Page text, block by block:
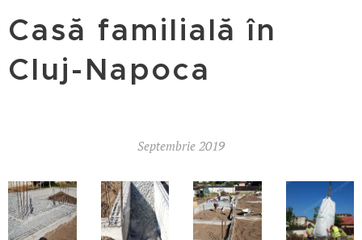
Casă familială în
Cluj-Napoca
Septembrie 2019